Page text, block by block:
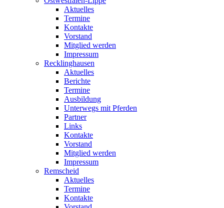
Aktuelles
Termine
Kontakte
Vorstand
Mitglied werden
Impressum
Recklinghausen
Aktuelles
Berichte
Termine
Ausbildung
Unterwegs mit Pferden
Partner
Links
Kontakte
Vorstand
Mitglied werden
Impressum
Remscheid
Aktuelles
Termine
Kontakte